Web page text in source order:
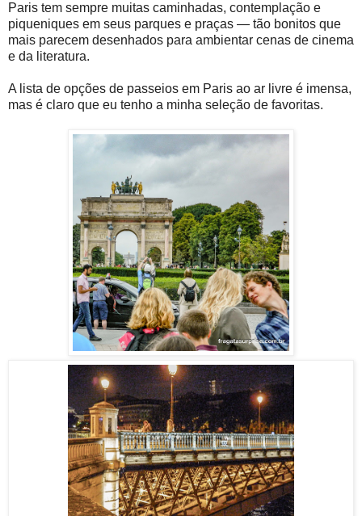
Paris tem sempre muitas caminhadas, contemplação e
piqueniques em seus parques e praças — tão bonitos que
mais parecem desenhados para ambientar cenas de cinema
e da literatura.
A lista de opções de passeios em Paris ao ar livre é imensa,
mas é claro que eu tenho a minha seleção de favoritas.